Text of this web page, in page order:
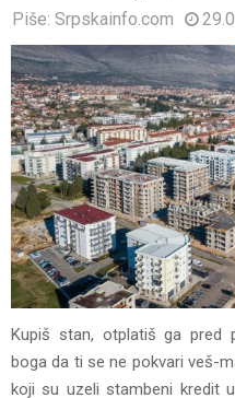
Piše: Srpskainfo.com
Kupiš stan, otplatiš ga pred
boga da ti se ne pokvari veš-
koji su uzeli stambeni kredit